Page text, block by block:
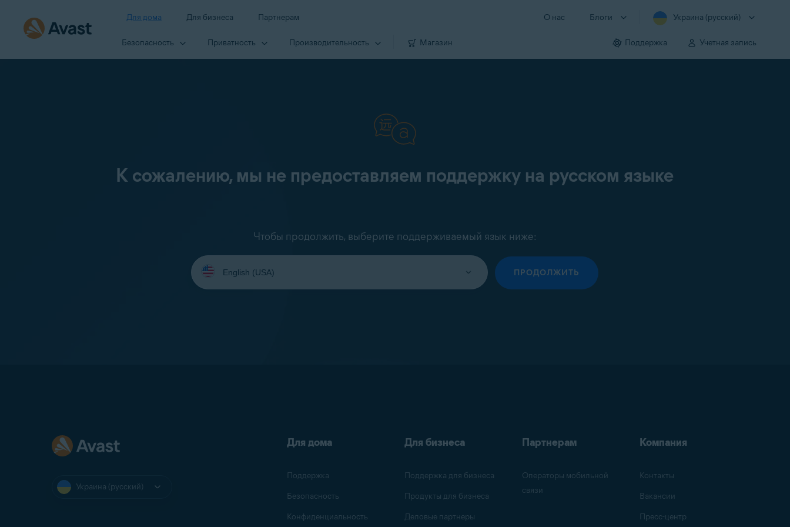
Для дома Для бизнеса Партнерам О нас Блоги Украина (русский)
Безопасность Приватность Производи­тельность Магазин Поддержка Учетная запись
К сожалению, мы не предоставляем поддержку на русском языке
Чтобы продолжить, выберите поддерживаемый язык ниже:
Выберите
язык:
ПРОДОЛЖИТЬ
Украина (русский)
Для дома
Поддержка
Безопасность
Конфиденциальность
Для бизнеса
Поддержка для бизнеса
Продукты для бизнеса
Деловые партнеры
Партнерам
Операторы мобильной
связи
Компания
Контакты
Вакансии
Пресс-центр